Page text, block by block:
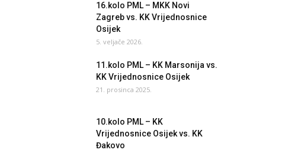
16.kolo PML – MKK Novi
Zagreb vs. KK Vrijednosnice
Osijek
5. veljače 2026.
11.kolo PML – KK Marsonija vs.
KK Vrijednosnice Osijek
21. prosinca 2025.
10.kolo PML – KK
Vrijednosnice Osijek vs. KK
Đakovo